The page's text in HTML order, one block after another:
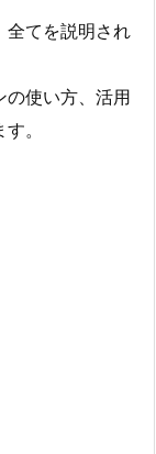
全てを説明され
の使い方、活用
。